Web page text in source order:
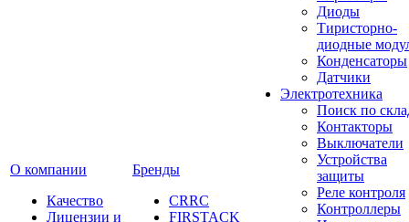
О компании
Качество
Лицензии и
Бренды
CRRC
FIRSTACK
Диоды
Тиристорно-
диодные
Конденсаторы
Датчики
Электротехника
Поиск по
Контакторы
Выключатели
Устройства
защиты
Реле контроля
Контроллеры